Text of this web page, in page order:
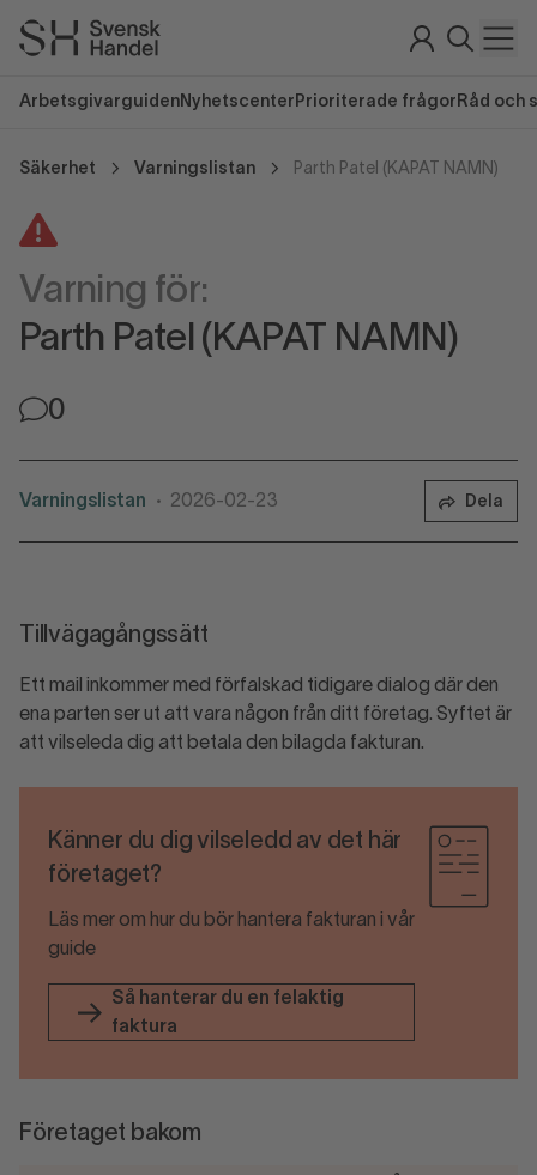
Arbetsgivarguiden Nyhetscenter Prioriterade frågor Råd och
Säkerhet Varningslistan Parth Patel (KAPAT NAMN)
Varning för:
Parth Patel (KAPAT NAMN)
0
Varningslistan • 2026-02-23 Dela
Tillvägagångssätt
Ett mail inkommer med förfalskad tidigare dialog där den
ena parten ser ut att vara någon från ditt företag. Syftet är
att vilseleda dig att betala den bilagda fakturan.
Känner du dig vilseledd av det här
företaget?
Läs mer om hur du bör hantera fakturan i vår
guide
Så hanterar du en felaktig
faktura
Företaget bakom